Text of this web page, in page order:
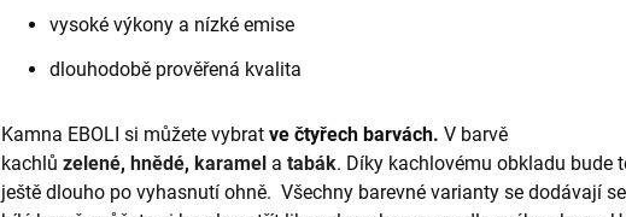
vysoké výkony a nízké emise
dlouhodobě prověřená kvalita
Kamna EBOLI si můžete vybrat ve čtyřech barvách. V barvě
kachlů zelené, hnědé, karamel a tabák. Díky kachlovému obkladu bude
ještě dlouho po vyhasnutí ohně. Všechny barevné varianty se dodávají